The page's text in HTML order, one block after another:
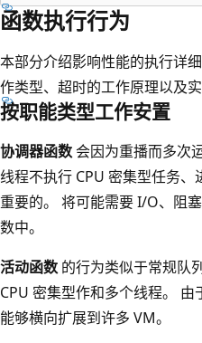
函数执行行为
本部分介绍影响性能的执行详
作类型、超时的工作原理以及
按职能类型工作安置
协调器函数 会因为重播而多次
线程不执行 CPU 密集型任务
重要的。 将可能需要 I/O、阻
数中。
活动函数 的行为类似于常规队
CPU 密集型作和多个线程。
能够横向扩展到许多 VM。